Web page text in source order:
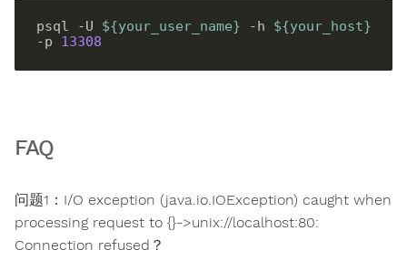
psql -U ${your_user_name} -h ${your_host}
-p 13308
FAQ
问题1：I/O exception (java.io.IOException) caught when
processing request to {}->unix://localhost:80:
Connection refused？